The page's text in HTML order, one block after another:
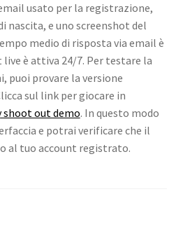
usato per la registrazione,
nascita, e uno screenshot del
medio di risposta via email è
è attiva 24/7. Per testare la
puoi provare la versione
sul link per giocare in
shoot out demo. In questo modo
e potrai verificare che il
al tuo account registrato.